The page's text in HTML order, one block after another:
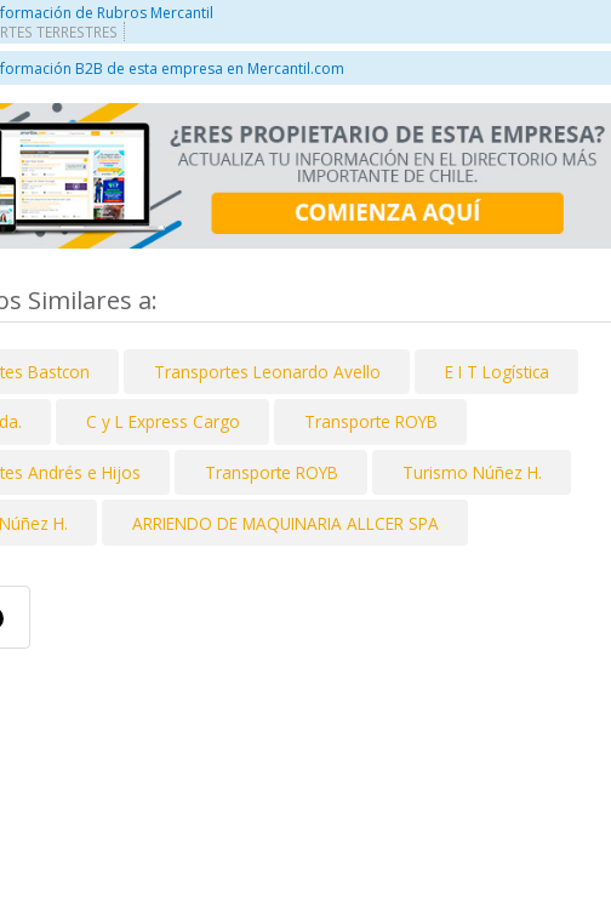
de Rubros Mercantil
TERRESTRES
B2B de esta empresa en Mercantil.com
Similares a:
Bastcon Transportes Leonardo Avello E I T Logística
C y L Express Cargo Transporte ROYB
Andrés e Hijos Transporte ROYB Turismo Núñez H.
H. ARRIENDO DE MAQUINARIA ALLCER SPA